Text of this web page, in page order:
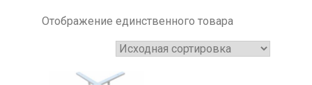
Отображение единственного товара